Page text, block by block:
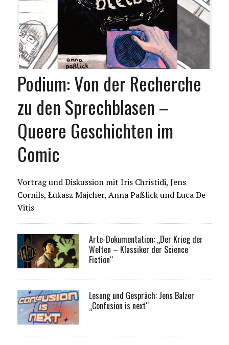
Podium: Von der Recherche
zu den Sprechblasen –
Queere Geschichten im
Comic
Vortrag und Diskussion mit Iris Christidi, Jens
Cornils, Łukasz Majcher, Anna Paßlick und Luca De
Vitis
Arte-Dokumentation: „Der Krieg der
Welten – Klassiker der Science
Fiction“
Lesung und Gespräch: Jens Balzer
„Confusion is next“